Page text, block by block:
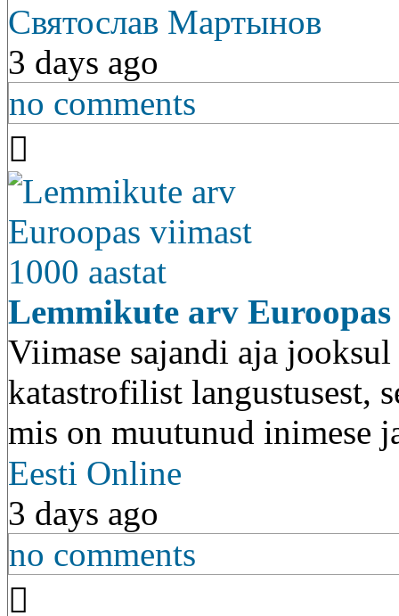
Святослав Мартынов
3 days ago
no comments
Lemmikute arv
Viimase sajandi aja
katastrofilist langustusest,
mis on muutunud inimese
Eesti Online
3 days ago
no comments